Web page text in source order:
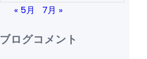
« 5月
7月 »
ブログコメント